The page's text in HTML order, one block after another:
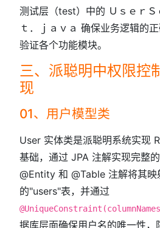
测试层（test）中的 ＵｓｅｒＳ
ｔ．ｊａｖａ 确保业务逻辑的
验证各个功能模块。
三、派聪明中权限控
现
01、用户模型类
User 实体类是派聪明系统实现
基础，通过 JPA 注解实现完整的
@Entity 和 @Table 注解将其映
的"users"表，并通过
据库层面确保用户名的唯一性，